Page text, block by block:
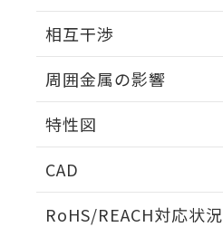
相互干渉
周囲金属の影響
特性図
CAD
RoHS/REACH対応状況